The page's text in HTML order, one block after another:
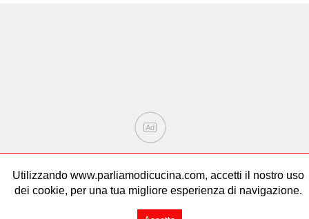
Utilizzando www.parliamodicucina.com, accetti il nostro uso
dei cookie, per una tua migliore esperienza di navigazione.
Ad